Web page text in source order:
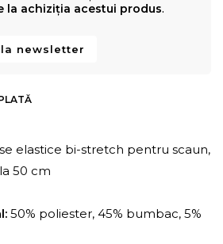
la achiziția acestui produs.
newsletter
elastice bi-stretch pentru scaun,
50 cm
50% poliester, 45% bumbac, 5%